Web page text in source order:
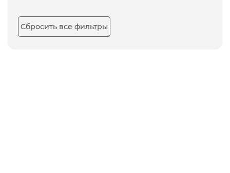
Сбросить все фильтры